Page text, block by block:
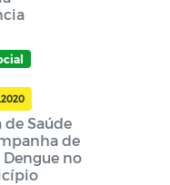
de Saúde
de
no